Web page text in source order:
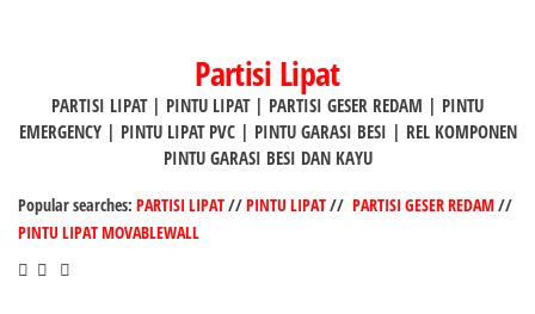
Partisi Lipat
PARTISI LIPAT | PINTU LIPAT | PARTISI GESER REDAM | PINTU
EMERGENCY | PINTU LIPAT PVC | PINTU GARASI BESI | REL KOMPONEN
PINTU GARASI BESI DAN KAYU
Popular searches: PARTISI LIPAT//PINTU LIPAT// PARTISI GESER REDAM//
PINTU LIPAT MOVABLEWALL